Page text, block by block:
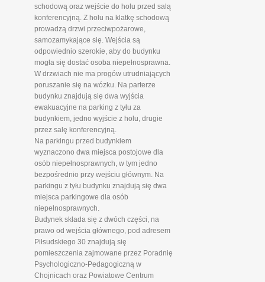
schodową oraz wejście do holu przed salą
konferencyjną. Z holu na klatkę schodową
prowadzą drzwi przeciwpożarowe,
samozamykające się. Wejścia są
odpowiednio szerokie, aby do budynku
mogła się dostać osoba niepełnosprawna.
W drzwiach nie ma progów utrudniających
poruszanie się na wózku. Na parterze
budynku znajdują się dwa wyjścia
ewakuacyjne na parking z tyłu za
budynkiem, jedno wyjście z holu, drugie
przez salę konferencyjną.
Na parkingu przed budynkiem
wyznaczono dwa miejsca postojowe dla
osób niepełnosprawnych, w tym jedno
bezpośrednio przy wejściu głównym. Na
parkingu z tyłu budynku znajdują się dwa
miejsca parkingowe dla osób
niepełnosprawnych.
Budynek składa się z dwóch części, na
prawo od wejścia głównego, pod adresem
Piłsudskiego 30 znajdują się
pomieszczenia zajmowane przez Poradnię
Psychologiczno-Pedagogiczną w
Chojnicach oraz Powiatowe Centrum